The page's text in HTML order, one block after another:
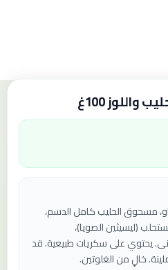
واللوز 100غ
مسحوق الحليب كامل الدسم،
(6%)، زبدة، مستحلب (ليسيثين الصويا)،
يحتوي على سكريات طبيعية.قد
خالٍ من الغلوتين.